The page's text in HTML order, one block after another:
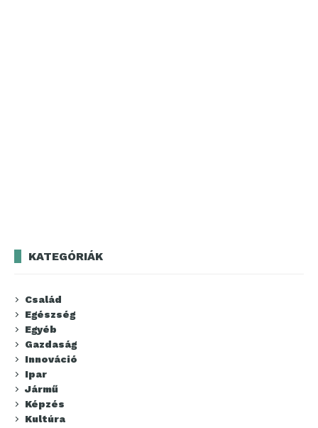
KATEGÓRIÁK
Család
Egészség
Egyéb
Gazdaság
Innováció
Ipar
Jármű
Képzés
Kultúra